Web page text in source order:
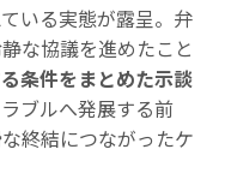
いる実態が露呈。弁
な協議を進めたこと
条件をまとめた示談
ブルへ発展する前
終結につながったケ